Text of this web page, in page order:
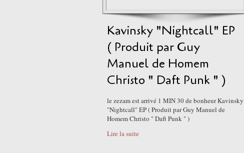
Kavinsky "Nightcall" EP
( Produit par Guy
Manuel de Homem
Christo " Daft Punk " )
le zezam est arrivé 1 MIN 30 de bonheur Kavinsky
"Nightcall" EP ( Produit par Guy Manuel de
Homem Christo " Daft Punk " )
Lire la suite